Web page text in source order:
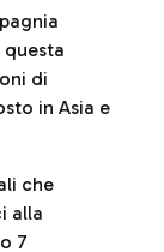
questa
di
in Asia e
che
alla
7